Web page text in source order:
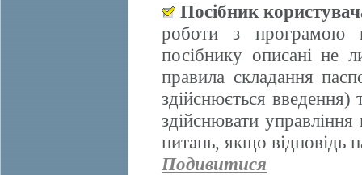
Посібник
роботи з програмою
посібнику описані не
правила складання
здійснюється
здійснювати
питань, якщо відповідь
Подивитися